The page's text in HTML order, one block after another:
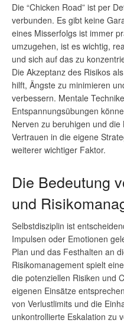
Die “Chicken Road” ist per
verbunden. Es gibt keine
eines Misserfolgs ist immer
umzugehen, ist es wichtig,
und sich auf das zu
Die Akzeptanz des Risikos
hilft, Ängste zu minimieren
verbessern. Mentale
Entspannungsübungen
Nerven zu beruhigen und
Vertrauen in die eigene
weiterer wichtiger Faktor.
Die Bedeutung
und
Selbstdisziplin ist
Impulsen oder Emotionen
Plan und das Festhalten an
Risikomanagement spielt
die potenziellen Risiken und
eigenen Einsätze
von Verlustlimits und die
unkontrollierte Eskalation zu